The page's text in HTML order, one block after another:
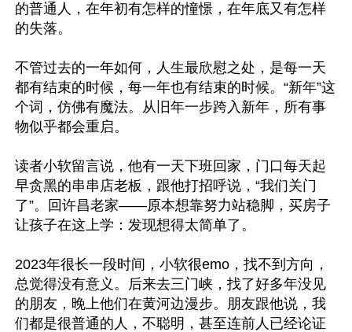
的普通人，在年初有怎样的憧憬，在年底又有怎样
的失落。
不管过去的一年如何，人生最欣慰之处，是每一天
都有结束的时候，每一年也有结束的时候。“新年”这
个词，仿佛有魔法。从旧年一步跨入新年，所有事
物似乎都会重启。
读者小软留言说，他有一天下班回家，门口每天起
早贪黑的串串店老板，跟他打招呼说，“我们关门
了”。回许昌老家——原本想靠努力站稳脚，买房子
让孩子在这上学：发现想得太简单了。
2023年很长一段时间，小软很emo，找不到方向，
总觉得没有意义。后来去三门峡，找了好多年没见
的朋友，晚上他们在黄河边漫步。朋友跟他说，我
们都是很普通的人，不聪明，甚至连前人已经论证